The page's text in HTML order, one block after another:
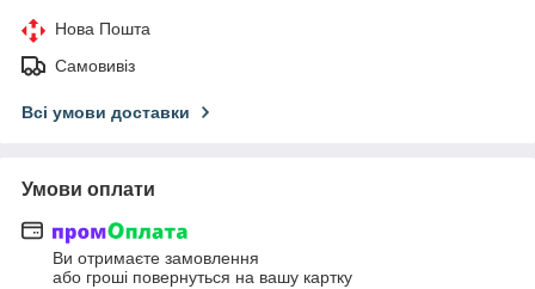
Нова Пошта
Самовивіз
Всі умови доставки
Умови оплати
Ви отримаєте замовлення
або гроші повернуться на вашу картку